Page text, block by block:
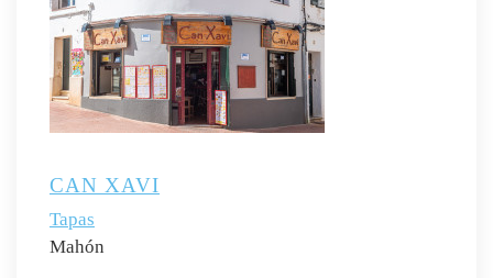
CAN XAVI
Tapas
Mahón